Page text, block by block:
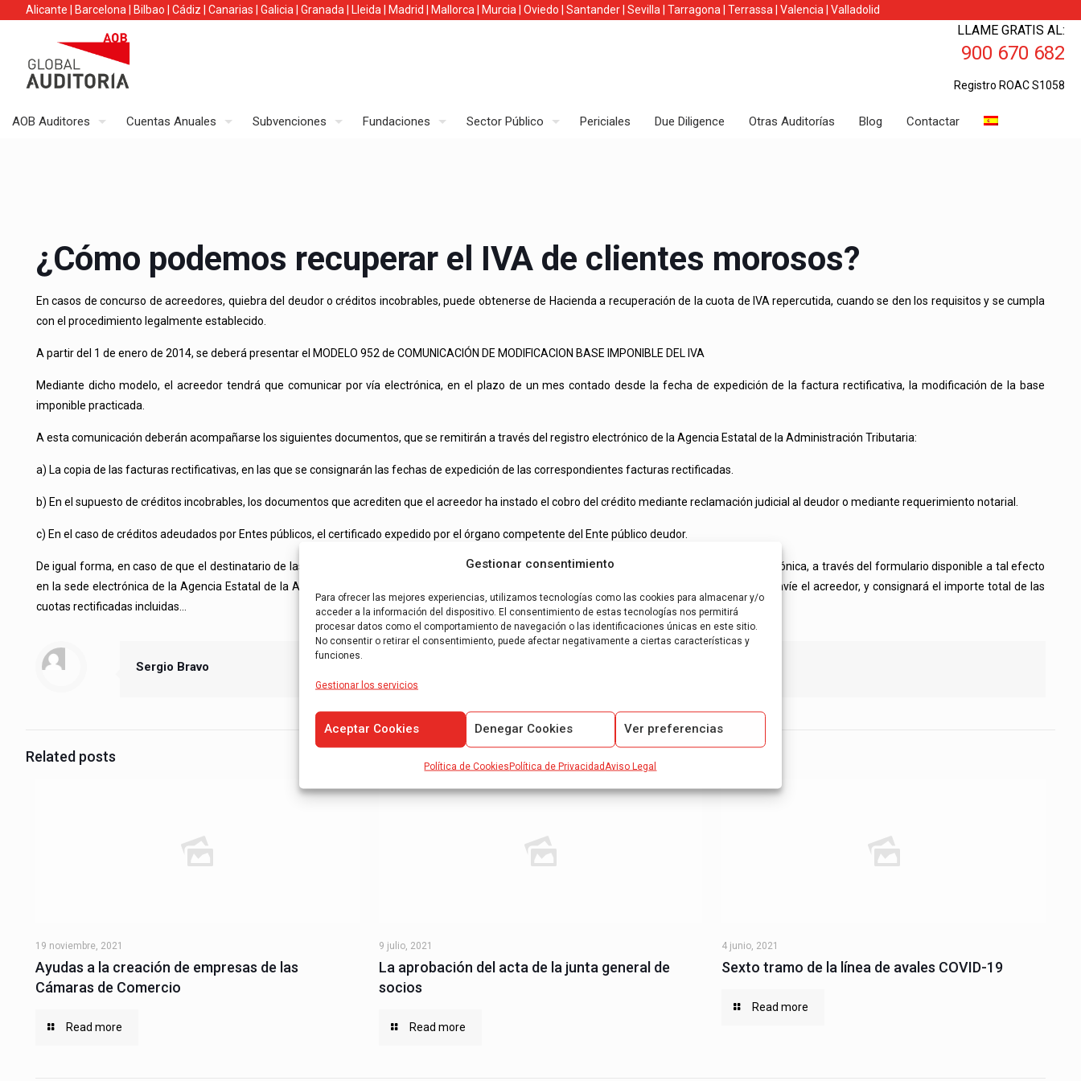
Gestionar consentimiento
Para ofrecer las mejores experiencias, utilizamos tecnologías como las cookies para almacenar y/o
acceder a la información del dispositivo. El consentimiento de estas tecnologías nos permitirá
procesar datos como el comportamiento de navegación o las identificaciones únicas en este sitio.
No consentir o retirar el consentimiento, puede afectar negativamente a ciertas características y
funciones.
Gestionar los servicios
Aceptar Cookies Denegar Cookies Ver preferencias
Política de CookiesPolítica de Privacidad Aviso Legal
Alicante Barcelona Bilbao Cádiz Canarias Galicia Granada Lleida Madrid Mallorca Murcia Oviedo Santander Sevilla Tarragona Terrassa Valencia Valladolid
AOB Auditores Cuentas Anuales Subvenciones Fundaciones Sector Público Periciales Due Diligence Otras Auditorías Blog Contactar
LLAME GRATIS AL:
900 670 682
Registro ROAC S1058
¿Cómo podemos recuperar el IVA de clientes morosos?
En casos de concurso de acreedores, quiebra del deudor o créditos incobrables, puede obtenerse de Hacienda a recuperación de la cuota de IVA repercutida, cuando se den los requisitos y se cumpla
con el procedimiento legalmente establecido.
A partir del 1 de enero de 2014, se deberá presentar el MODELO 952 de COMUNICACIÓN DE MODIFICACION BASE IMPONIBLE DEL IVA
Mediante dicho modelo, el acreedor tendrá que comunicar por vía electrónica, en el plazo de un mes contado desde la fecha de expedición de la factura rectificativa, la modificación de la base
imponible practicada.
A esta comunicación deberán acompañarse los siguientes documentos, que se remitirán a través del registro electrónico de la Agencia Estatal de la Administración Tributaria:
a) La copia de las facturas rectificativas, en las que se consignarán las fechas de expedición de las correspondientes facturas rectificadas.
b) En el supuesto de créditos incobrables, los documentos que acrediten que el acreedor ha instado el cobro del crédito mediante reclamación judicial al deudor o mediante requerimiento notarial.
c) En el caso de créditos adeudados por Entes públicos, el certificado expedido por el órgano competente del Ente público deudor.
De igual forma, en caso de que el destinatario de las operaciones tenga la condición de empresario o profesional, deberá comunicar por vía electrónica, a través del formulario disponible a tal efecto
en la sede electrónica de la Agencia Estatal de la Administración Tributaria, la circunstancia de haber recibido las facturas rectificativas que le envíe el acreedor, y consignará el importe total de las
cuotas rectificadas incluidas…
Sergio Bravo
Related posts
19 noviembre, 2021
Ayudas a la creación de empresas de las
Cámaras de Comercio
Read more
9 julio, 2021
La aprobación del acta de la junta general de
socios
Read more
4 junio, 2021
Sexto tramo de la línea de avales COVID-19
Read more